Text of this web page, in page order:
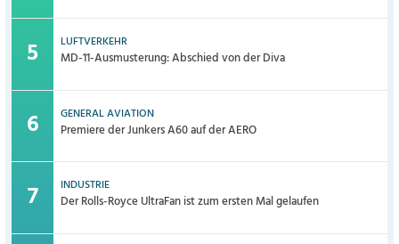
LUFTVERKEHR
MD-11-Ausmusterung: Abschied von der Diva
GENERAL AVIATION
Premiere der Junkers A60 auf der AERO
INDUSTRIE
Der Rolls-Royce UltraFan ist zum ersten Mal gelaufen